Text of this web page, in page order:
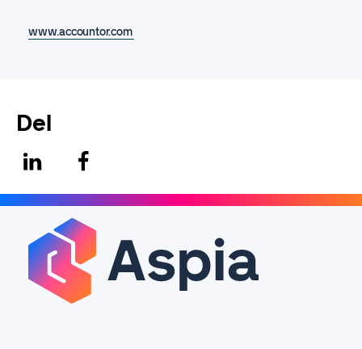
www.accountor.com
Del